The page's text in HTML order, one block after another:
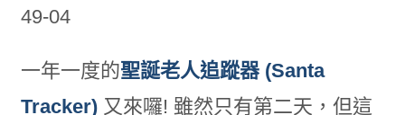
一年一度的聖誕老人追蹤器 (Santa
Tracker) 又來囉! 雖然只有第二天，但這